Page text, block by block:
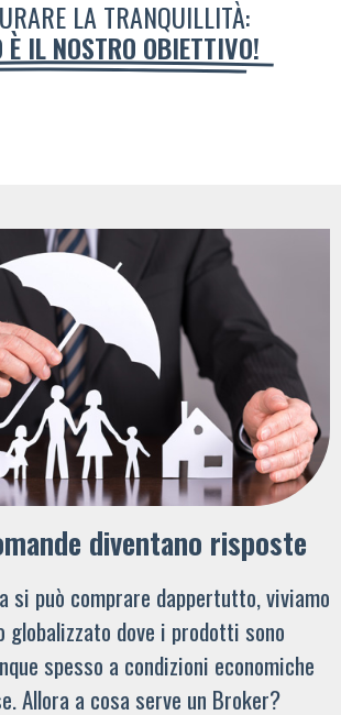
LA TRANQUILLITÀ:
È IL NOSTRO OBIETTIVO!
diventano risposte
si può comprare dappertutto, viviamo
globalizzato dove i prodotti sono
spesso a condizioni economiche
Allora a cosa serve un Broker?